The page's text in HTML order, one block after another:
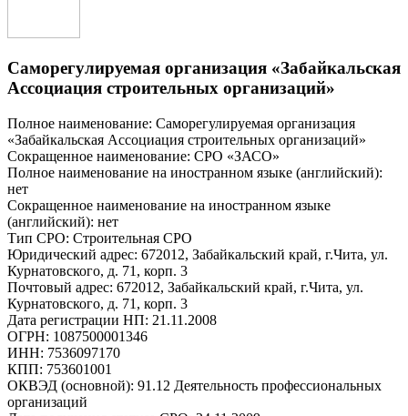
Саморегулируемая организация «Забайкальская
Ассоциация строительных организаций»
Полное наименование: Саморегулируемая организация
«Забайкальская Ассоциация строительных организаций»
Сокращенное наименование: СРО «ЗАСО»
Полное наименование на иностранном языке (английский):
нет
Сокращенное наименование на иностранном языке
(английский): нет
Тип СРО: Строительная СРО
Юридический адрес: 672012, Забайкальский край, г.Чита, ул.
Курнатовского, д. 71, корп. 3
Почтовый адрес: 672012, Забайкальский край, г.Чита, ул.
Курнатовского, д. 71, корп. 3
Дата регистрации НП: 21.11.2008
ОГРН: 1087500001346
ИНН: 7536097170
КПП: 753601001
ОКВЭД (основной): 91.12 Деятельность профессиональных
организаций